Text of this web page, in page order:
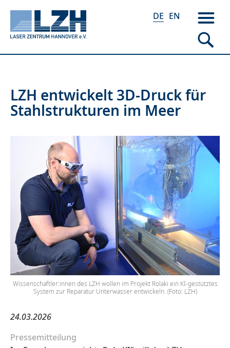
zum
Inhalt
DE EN
LZH entwickelt 3D-Druck für
Stahlstrukturen im Meer
Wissenschaftler:innen des LZH wollen im Projekt Rolaki ein KI-gestütztes
System zur Reparatur Unterwasser entwickeln. (Foto: LZH)
24.03.2026
Pressemitteilung